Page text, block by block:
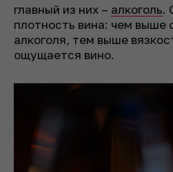
главный из них – алкоголь.
плотность вина: чем выше
алкоголя, тем выше
ощущается вино.